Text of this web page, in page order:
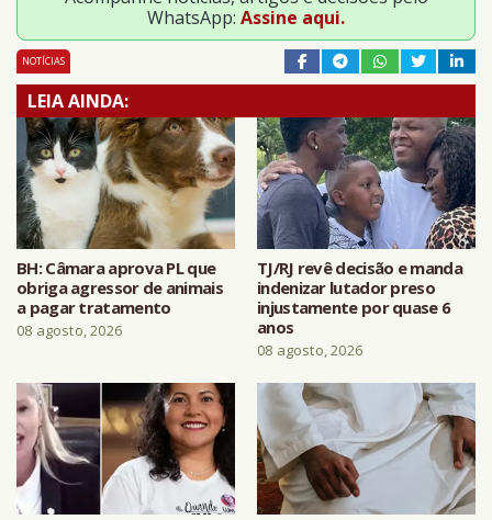
WhatsApp: Assine aqui.
NOTÍCIAS
LEIA AINDA:
BH: Câmara aprova PL que
obriga agressor de animais
a pagar tratamento
08 agosto, 2026
TJ/RJ revê decisão e manda
indenizar lutador preso
injustamente por quase 6
anos
08 agosto, 2026